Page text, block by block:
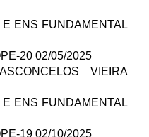
ENS FUNDAMENTAL
20 02/05/2025
VIEIRA
ENS FUNDAMENTAL
19 02/10/2025